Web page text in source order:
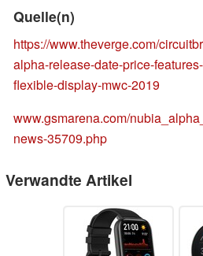
Quelle(n)
https://www.theverge.com/
alpha-release-date-price-
flexible-display-mwc-2019
www.gsmarena.com/
news-35709.php
Verwandte Artikel